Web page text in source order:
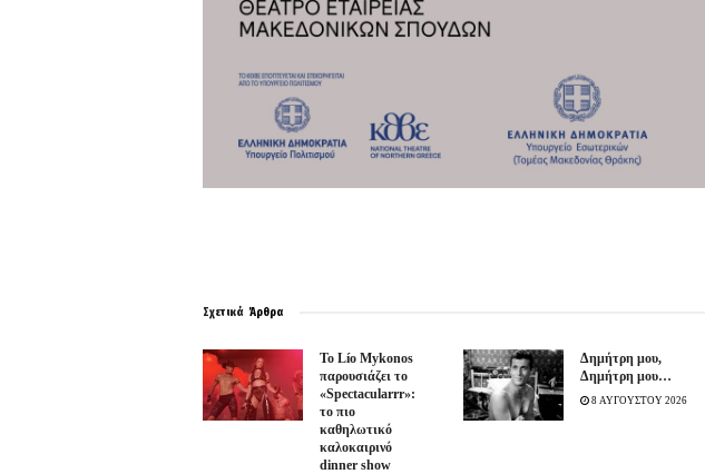
Σχετικά Άρθρα
Το Lío Mykonos
παρουσιάζει το
«Spectacularrr»:
το πιο
καθηλωτικό
καλοκαιρινό
dinner show
Δημήτρη μου,
Δημήτρη μου…
8 ΑΥΓΟΥΣΤΟΥ 2026